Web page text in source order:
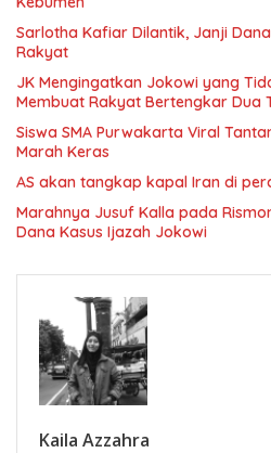
Sarlotha Kafiar Dilantik, Janji
Rakyat
JK Mengingatkan Jokowi yang
Membuat Rakyat Bertengkar Dua
Siswa SMA Purwakarta Viral
Marah Keras
AS akan tangkap kapal Iran di
Marahnya Jusuf Kalla pada
Dana Kasus Ijazah Jokowi
Kaila Azzahra